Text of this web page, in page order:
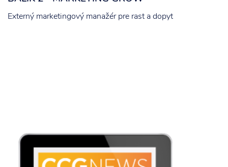
Externý marketingový manažér pre rast a dopyt